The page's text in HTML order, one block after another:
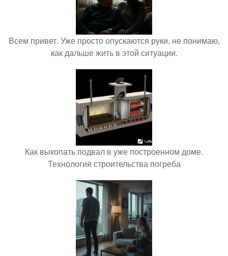
Всем привет. Уже просто опускаются руки, не понимаю,
как дальше жить в этой ситуации.
Как выкопать подвал в уже построенном доме.
Технология строительства погреба